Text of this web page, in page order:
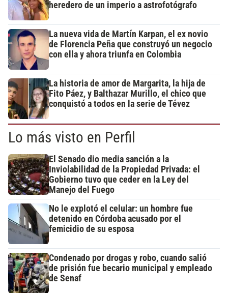
heredero de un imperio a astrofotógrafo
La nueva vida de Martín Karpan, el ex novio
de Florencia Peña que construyó un negocio
con ella y ahora triunfa en Colombia
La historia de amor de Margarita, la hija de
Fito Páez, y Balthazar Murillo, el chico que
conquistó a todos en la serie de Tévez
Lo más visto en Perfil
El Senado dio media sanción a la
Inviolabilidad de la Propiedad Privada: el
Gobierno tuvo que ceder en la Ley del
Manejo del Fuego
No le explotó el celular: un hombre fue
detenido en Córdoba acusado por el
femicidio de su esposa
Condenado por drogas y robo, cuando salió
de prisión fue becario municipal y empleado
de Senaf